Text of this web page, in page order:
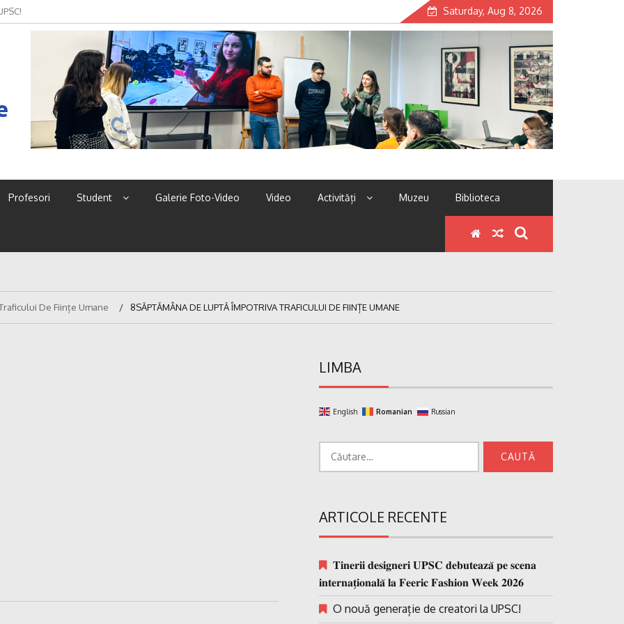
Saturday, Aug 8, 2026
Profesori Student Galerie Foto-Video Video Activități Muzeu Biblioteca
De Ființe Umane 8SĂPTĂMÂNA DE LUPTĂ ÎMPOTRIVA TRAFICULUI DE FIINȚE UMANE
LIMBA
English Romanian Russian
ARTICOLE RECENTE
𝐓𝐢𝐧𝐞𝐫𝐢𝐢 𝐝𝐞𝐬𝐢𝐠𝐧𝐞𝐫𝐢 𝐔𝐏𝐒𝐂 𝐝𝐞𝐛𝐮𝐭𝐞𝐚𝐳𝐚̆ 𝐩𝐞 𝐬𝐜𝐞𝐧𝐚
𝐢𝐧𝐭𝐞𝐫𝐧𝐚𝐭̗𝐢𝐨𝐧𝐚𝐥𝐚̆ 𝐥𝐚 𝐅𝐞𝐞𝐫𝐢𝐜 𝐅𝐚𝐬𝐡𝐢𝐨𝐧 𝐖𝐞𝐞𝐤 𝟐𝟎𝟐𝟔
O nouă generație de creatori la UPSC!